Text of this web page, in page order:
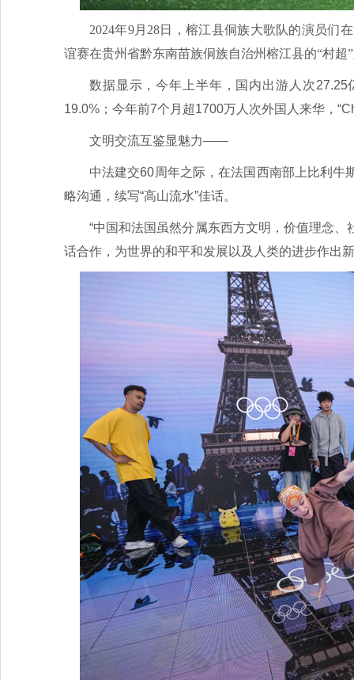
2024年9月28日，榕江县侗族大歌队的演员们
谊赛在贵州省黔东南苗族侗族自治州榕江县的“村超
数据显示，今年上半年，国内出游人次
19.0%；今年前7个月超1700万人次外国人来华，
文明交流互鉴显魅力——
中法建交60周年之际，在法国西南部上比利
略沟通，续写“高山流水”佳话。
“中国和法国虽然分属东西方文明，价值理念
话合作，为世界的和平和发展以及人类的进步作出